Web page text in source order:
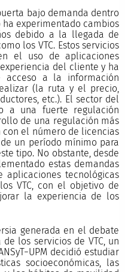
bajo demanda dentro
experimentado cambios
debido a la llegada de
los VTC. Estos servicios
el uso de aplicaciones
del cliente y ha
acceso a la información
(la ruta y el precio,
etc.). El sector del
a una fuerte regulación
de una regulación más
con el número de licencias
un período mínimo para
tipo. No obstante, desde
estas demandas
tecnológicas
VTC, con el objetivo de
la experiencia de los
generada en el debate
los servicios de VTC, un
decidió estudiar
socioeconómicas, las